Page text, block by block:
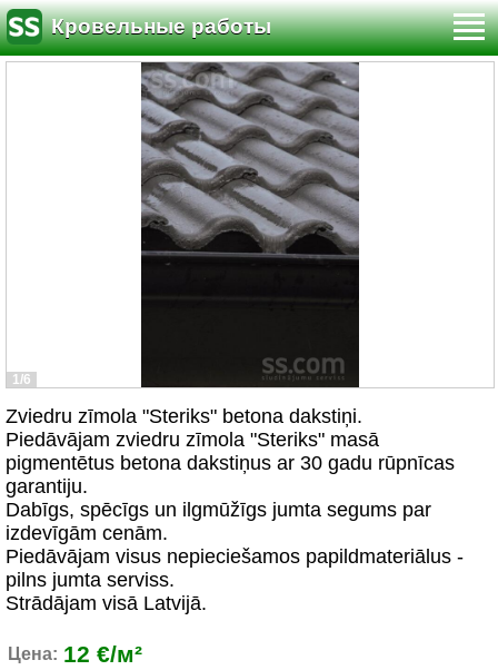
Кровельные работы
1/6
Zviedru zīmola "Steriks" betona dakstiņi.
Piedāvājam zviedru zīmola "Steriks" masā
pigmentētus betona dakstiņus ar 30 gadu rūpnīcas
garantiju.
Dabīgs, spēcīgs un ilgmūžīgs jumta segums par
izdevīgām cenām.
Piedāvājam visus nepieciešamos papildmateriālus -
pilns jumta serviss.
Strādājam visā Latvijā.
Цена: 12 €/м²